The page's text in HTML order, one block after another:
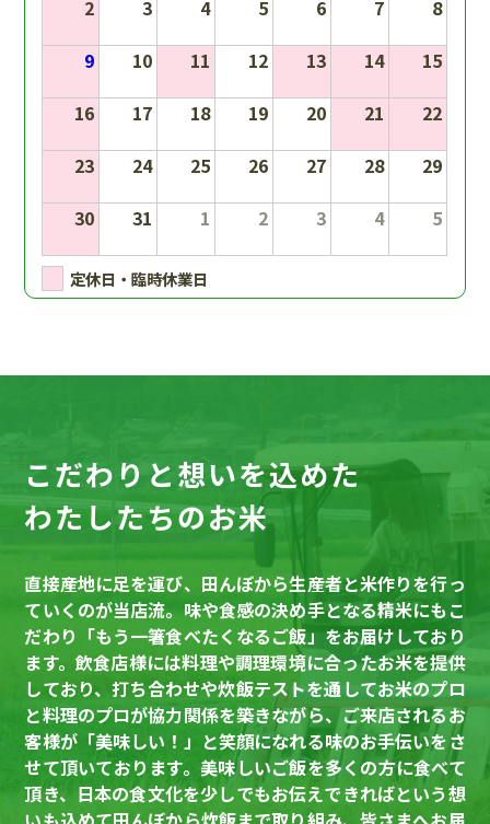
2 3 4 5 6 7
8
9
10 11 12 13 14
15
16
17 18 19 20 21
22
23
24 25 26 27 28
29
30
31 1 2 3 4 5
定休日・臨時休業日
こだわりと想いを込めた
わたしたちのお米
直接産地に足を運び、田んぼから生産者と米作りを行っ
ていくのが当店流。味や食感の決め手となる精米にもこ
だわり「もう一箸食べたくなるご飯」をお届けしており
ます。飲食店様には料理や調理環境に合ったお米を提供
しており、打ち合わせや炊飯テストを通してお米のプロ
と料理のプロが協力関係を築きながら、ご来店されるお
客様が「美味しい！」と笑顔になれる味のお手伝いをさ
せて頂いております。美味しいご飯を多くの方に食べて
頂き、日本の食文化を少しでもお伝えできればという想